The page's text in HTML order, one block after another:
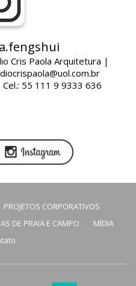
Cris Paola Arquitetura |
55 111 9 9333 636
PROJETOS CORPORATIVOS
DE PRAIA E CAMPO
MÍDIA